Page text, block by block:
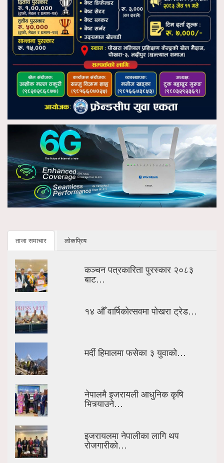
ताजा समाचार लोकप्रिय
कञ्चन पत्रकारिता पुरस्कार २०८३
बाट…
१४ औँ वार्षिकोत्सवमा पोखरा ट्रेड…
मर्दी हिमालमा फसेका ३ युवाको…
नेपालमै इजरायली आधुनिक कृषि
भित्र्याउने…
इजरायलमा नेपालीका लागि थप
रोजगारीको…